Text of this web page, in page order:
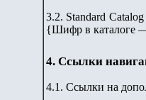
3.2. Standard
{Шифр в каталоге
4. Ссылки
4.1. Ссылки на